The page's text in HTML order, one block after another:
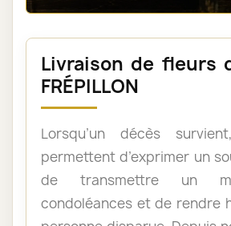
Livraison de fleurs
FRÉPILLON
Lorsqu’un décès
permettent d’exprimer un
de transmettre un
condoléances et de rendre